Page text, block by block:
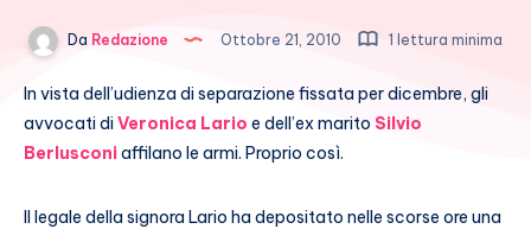
Da Redazione Ottobre 21, 2010 1 lettura minima
In vista dell’udienza di separazione fissata per dicembre, gli
avvocati diVeronica Lario e dell’ex marito Silvio
Berlusconiaffilano le armi. Proprio così.
Il legale della signora Lario ha depositato nelle scorse ore una